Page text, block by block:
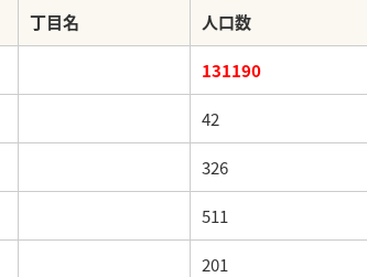
丁目名 人口数
131190
42
326
511
201